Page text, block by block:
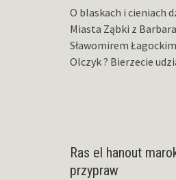
O blaskach i cieniach
Miasta Ząbki z
Sławomirem
Olczyk ? Bierzecie
Ras el hanout
przypraw